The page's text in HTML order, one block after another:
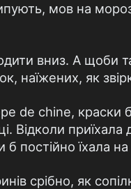
мов на
вниз. А щоби
наїжених, як
de chine, краски
приїхала
постійно їхала на
срібно, як